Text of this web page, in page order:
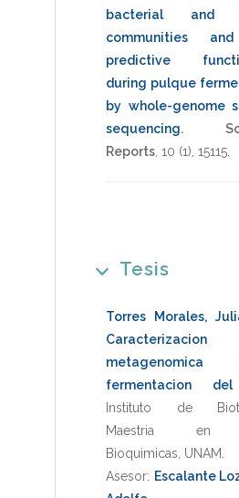
bacterial and
communities
predictive
during pulque
by whole-genome
sequencing.
Reports 10 (1), 15115
Tesis
Torres Morales,
Caracterizacion
fermentacion
Instituto de
Maestria en
Bioquimicas UNAM
Asesor: Escalante